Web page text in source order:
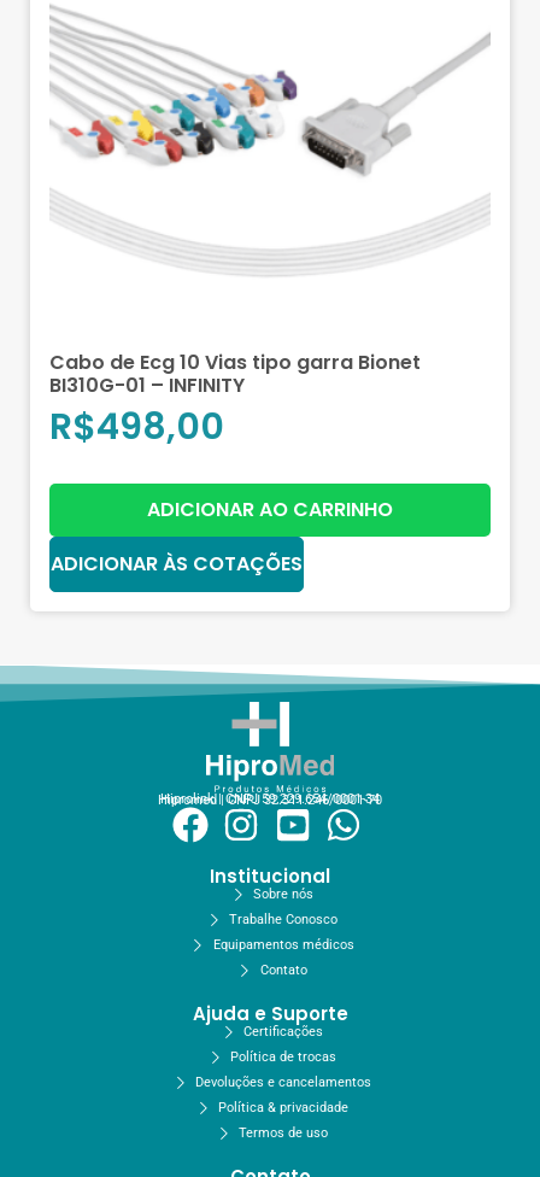
Cabo de Ecg 10 Vias tipo garra Bionet
BI310G-01 – INFINITY
R$498,00
ADICIONAR AO CARRINHO
ADICIONAR ÀS COTAÇÕES
Hiprolink | CNPJ 59.229.654/0001-34
Hipromed | CNPJ 32.311.246/0001-70
Institucional
Sobre nós
Trabalhe Conosco
Equipamentos médicos
Contato
Ajuda e Suporte
Certificações
Política de trocas
Devoluções e cancelamentos
Política & privacidade
Termos de uso